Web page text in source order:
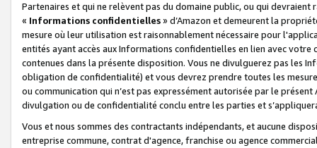
Partenaires et qui ne relèvent pas du domaine public, ou qui
« Informations confidentielles» d’Amazon et demeurent la
mesure où leur utilisation est raisonnablement nécessaire pour
entités ayant accès aux Informations confidentielles en lien avec
contenues dans la présente disposition. Vous ne divulguerez pas les
obligation de confidentialité) et vous devrez prendre toutes les
ou communication qui n’est pas expressément autorisée par le
divulgation ou de confidentialité conclu entre les parties et
Vous et nous sommes des contractants indépendants, et aucune
entreprise commune, contrat d'agence, franchise ou agence